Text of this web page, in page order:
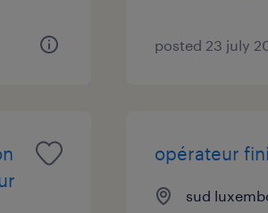
posted 23 july
opérateur
sud